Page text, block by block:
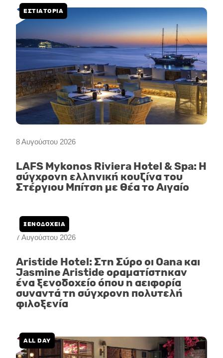
8 Αυγούστου 2026
ΕΣΤΙΑΤΟΡΙΑ
LAFS Mykonos Riviera Hotel & Spa: Η
σύγχρονη ελληνική κουζίνα του
Στέργιου Μπίτση με θέα το Αιγαίο
7 Αυγούστου 2026
ΞΕΝΟΔΟΧΕΙΑ
Aristide Hotel: Στη Σύρο οι Oana και
Jasmine Aristide οραματίστηκαν
ένα ξενοδοχείο όπου η αειφορία
συναντά τη σύγχρονη πολυτελή
φιλοξενία
ALL DAY